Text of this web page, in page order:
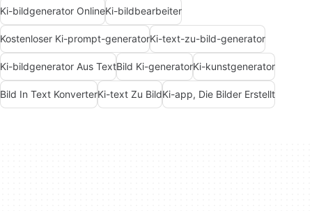
Ki-bildgenerator OnlineKi-bildbearbeiter
Kostenloser Ki-prompt-generatorKi-text-zu-bild-generator
Ki-bildgenerator Aus TextBild Ki-generatorKi-kunstgenerator
Bild In Text KonverterKi-text Zu BildKi-app, Die Bilder Erstellt